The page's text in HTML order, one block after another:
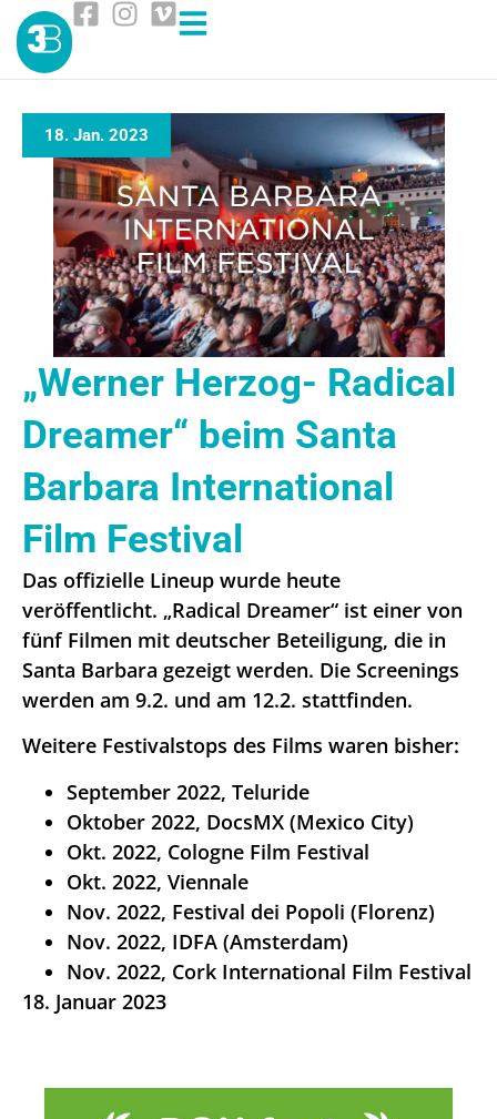
18. Jan. 2023
„Werner Herzog- Radical
Dreamer“ beim Santa
Barbara International
Film Festival
Das offizielle Lineup wurde heute
veröffentlicht. „Radical Dreamer“ ist einer von
fünf Filmen mit deutscher Beteiligung, die in
Santa Barbara gezeigt werden. Die Screenings
werden am 9.2. und am 12.2. stattfinden.
Weitere Festivalstops des Films waren bisher:
September 2022, Teluride
Oktober 2022, DocsMX (Mexico City)
Okt. 2022, Cologne Film Festival
Okt. 2022, Viennale
Nov. 2022, Festival dei Popoli (Florenz)
Nov. 2022, IDFA (Amsterdam)
Nov. 2022, Cork International Film Festival
18. Januar 2023